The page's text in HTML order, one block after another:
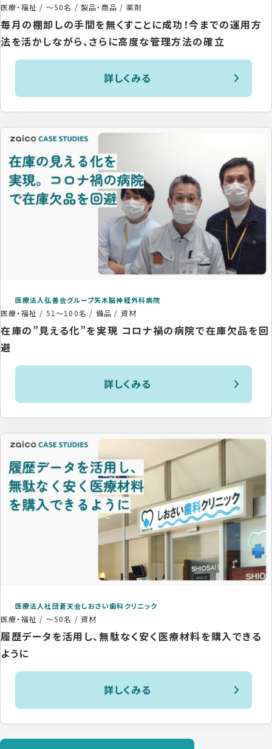
医療・福祉 / ～50名 /製品・商品 / 薬剤
毎月の棚卸しの手間を無くすことに成功！今までの運用方
法を活かしながら、さらに高度な管理方法の確立
詳しくみる
医療法人弘善会グループ矢木脳神経外科病院
医療・福祉 / 51〜100名 / 備品 / 資材
在庫の”見える化”を実現 コロナ禍の病院で在庫欠品を回
避
詳しくみる
医療法人社団蒼天会しおさい歯科クリニック
医療・福祉 / ～50名 /資材
履歴データを活用し、無駄なく安く医療材料を購入できる
ように
詳しくみる